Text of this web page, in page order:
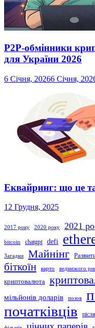
P2P-обмінники
для України 2026
6 Січня, 20266 Січня,
Еквайринг: що це
12 Грудня, 2025
2017 року 2020 року 2021
bitcoin chatgpt defi
Загадки Майнінг
біткоїн варто ведмежого
криптовалюта
мільйонів доларів позов
початківців після